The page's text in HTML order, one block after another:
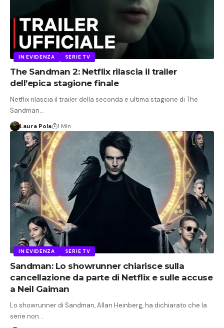
IN EVIDENZA SERIE TV
The Sandman 2: Netflix rilascia il trailer
dell’epica stagione finale
Netflix rilascia il trailer della seconda e ultima stagione di The
Sandman…
Laura Pola 1 Min
IN EVIDENZA SERIE TV
Sandman: Lo showrunner chiarisce sulla
cancellazione da parte di Netflix e sulle accuse
a Neil Gaiman
Lo showrunner di Sandman, Allan Heinberg, ha dichiarato che la
serie non…